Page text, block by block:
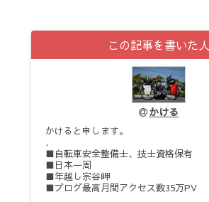
この記事を書いた人
かける
かけると申します。
.
■自転車安全整備士、技士資格保有
■日本一周
■年越し宗谷岬
■ブログ最高月間アクセス数35万PV